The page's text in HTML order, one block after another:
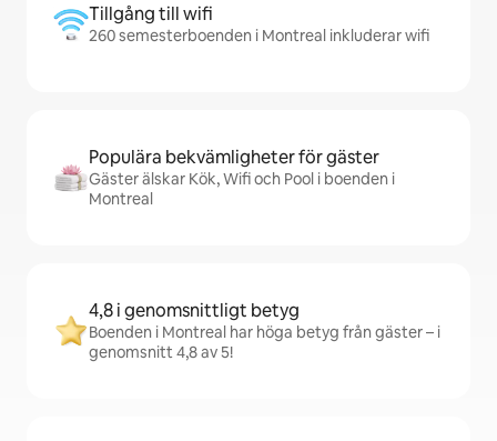
Tillgång till wifi
260 semesterboenden i Montreal inkluderar wifi
Populära bekvämligheter för gäster
Gäster älskar Kök, Wifi och Pool i boenden i
Montreal
4,8 i genomsnittligt betyg
Boenden i Montreal har höga betyg från gäster – i
genomsnitt 4,8 av 5!